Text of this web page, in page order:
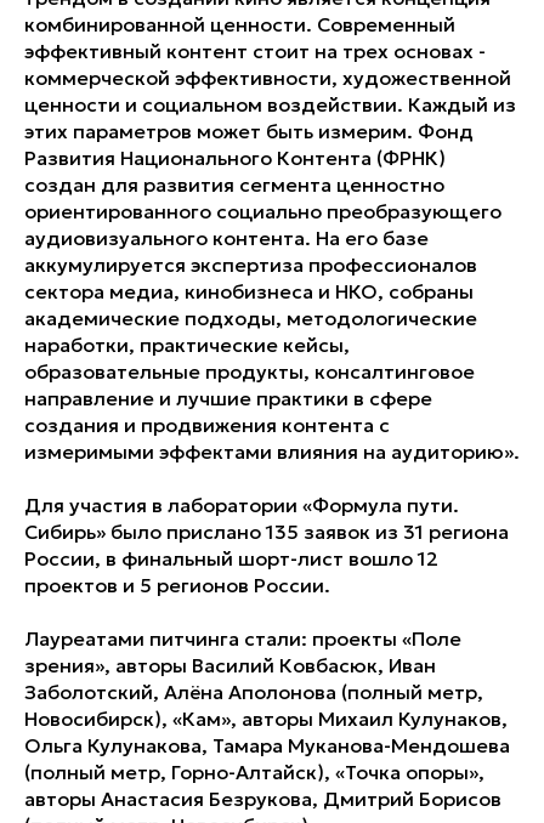
комбинированной ценности. Современный
эффективный контент стоит на трех основах -
коммерческой эффективности, художественной
ценности и социальном воздействии. Каждый из
этих параметров может быть измерим. Фонд
Развития Национального Контента (ФРНК)
создан для развития сегмента ценностно
ориентированного социально преобразующего
аудиовизуального контента. На его базе
аккумулируется экспертиза профессионалов
сектора медиа, кинобизнеса и НКО, собраны
академические подходы, методологические
наработки, практические кейсы,
образовательные продукты, консалтинговое
направление и лучшие практики в сфере
создания и продвижения контента с
измеримыми эффектами влияния на аудиторию».
Для участия в лаборатории «Формула пути.
Сибирь» было прислано 135 заявок из 31 региона
России, в финальный шорт-лист вошло 12
проектов и 5 регионов России.
Лауреатами питчинга стали: проекты «Поле
зрения», авторы Василий Ковбасюк, Иван
Заболотский, Алёна Аполонова (полный метр,
Новосибирск), «Кам», авторы Михаил Кулунаков,
Ольга Кулунакова, Тамара Муканова-Мендошева
(полный метр, Горно-Алтайск), «Точка опоры»,
авторы Анастасия Безрукова, Дмитрий Борисов